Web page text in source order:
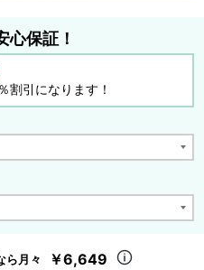
心保証！
割引になります！
ら月々 ￥6,649